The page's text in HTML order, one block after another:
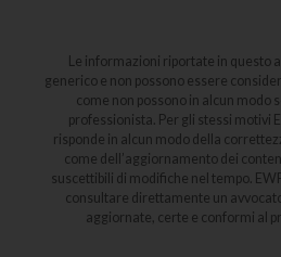
Le informazioni riportate in questo
generico e non possono essere
come non possono in alcun modo
professionista. Per gli stessi motivi
risponde in alcun modo della
come dell’aggiornamento dei
suscettibili di modifiche nel tempo.
consultare direttamente un
aggiornate, certe e conformi al